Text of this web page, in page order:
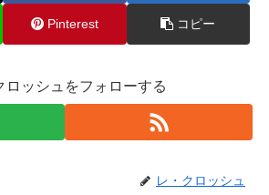
Pinterest コピー
ロッシュをフォローする
レ・クロッシュ